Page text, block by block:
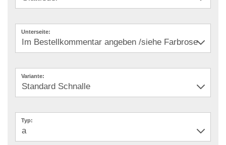
Unterseite:
Variante:
Typ: